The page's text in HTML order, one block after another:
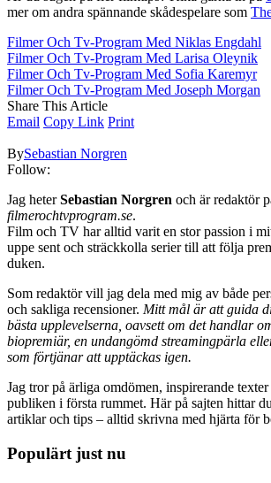
mer om andra spännande skådespelare som
Filmer Och Tv-Program Med Niklas Engdahl
Filmer Och Tv-Program Med Larisa Oleynik
Filmer Och Tv-Program Med Sofia Karemyr
Filmer Och Tv-Program Med Joseph Morgan
Share This Article
Email Copy Link Print
BySebastian Norgren
Follow:
Jag heterSebastian Norgren och är redaktör
filmerochtvprogram.se.
Film och TV har alltid varit en stor passion i
uppe sent och sträckkolla serier till att följa
duken.
Som redaktör vill jag dela med mig av både
och sakliga recensioner. Mitt mål är att guida
bästa upplevelserna, oavsett om det handlar
biopremiär, en undangömd streamingpärla
som förtjänar att upptäckas igen.
Jag tror på ärliga omdömen, inspirerande
publiken i första rummet. Här på sajten hittar
artiklar och tips – alltid skrivna med hjärta för
Populärt just nu